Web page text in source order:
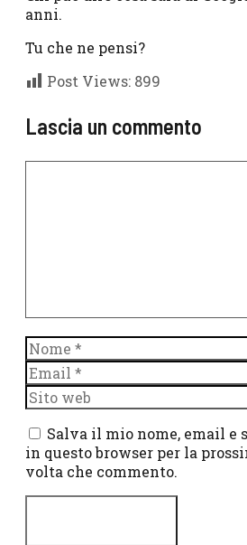
anni.
Tu che ne pensi?
Post Views: 899
Lascia un commento
Nome
Email
Sito
web
Salva il mio nome, email e
in questo browser per la
volta che commento.